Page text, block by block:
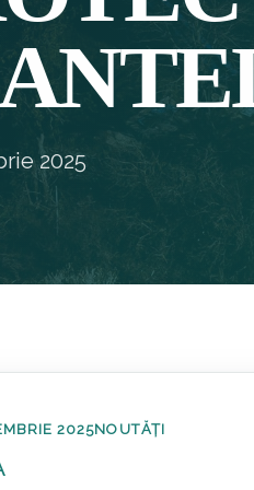
2025
2025NOUTĂȚI